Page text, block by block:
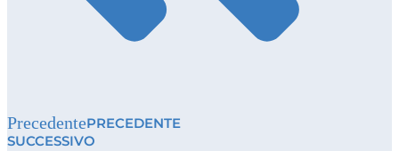
PrecedentePRECEDENTE
SUCCESSIVO